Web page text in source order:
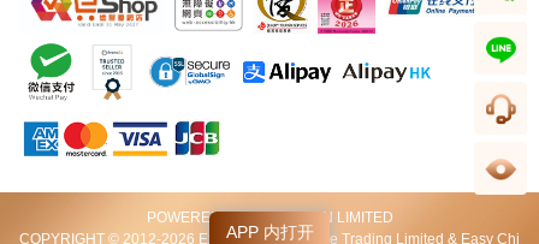
APP 内打开
POWERED BY VIP STATION LIMITED
COPYRIGHT © 2012-2026 Excellent World Wide Trading Limited & Easy Chi